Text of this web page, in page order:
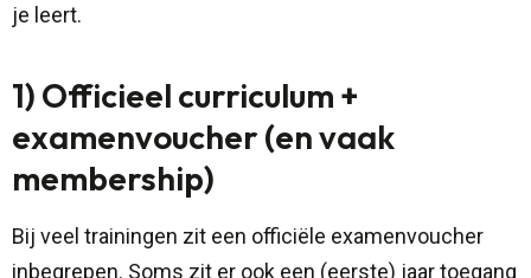
je leert.
1) Officieel curriculum +
examenvoucher (en vaak
membership)
Bij veel trainingen zit een officiële examenvoucher
inbegrepen. Soms zit er ook een (eerste) jaar toegang